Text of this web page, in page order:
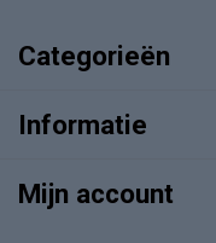
Categorieën
Informatie
Mijn account